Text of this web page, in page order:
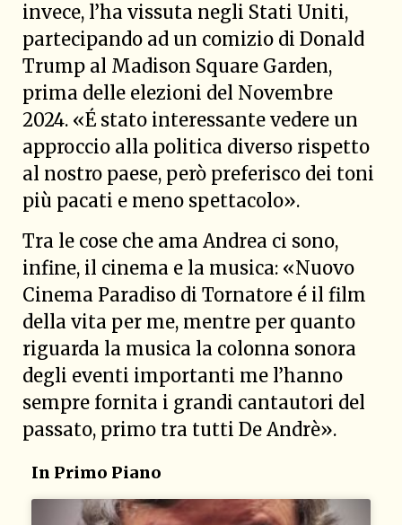
invece, l’ha vissuta negli Stati Uniti,
partecipando ad un comizio di Donald
Trump al Madison Square Garden,
prima delle elezioni del Novembre
2024. «É stato interessante vedere un
approccio alla politica diverso rispetto
al nostro paese, però preferisco dei toni
più pacati e meno spettacolo».
Tra le cose che ama Andrea ci sono,
infine, il cinema e la musica: «Nuovo
Cinema Paradiso di Tornatore é il film
della vita per me, mentre per quanto
riguarda la musica la colonna sonora
degli eventi importanti me l’hanno
sempre fornita i grandi cantautori del
passato, primo tra tutti De Andrè».
In Primo Piano